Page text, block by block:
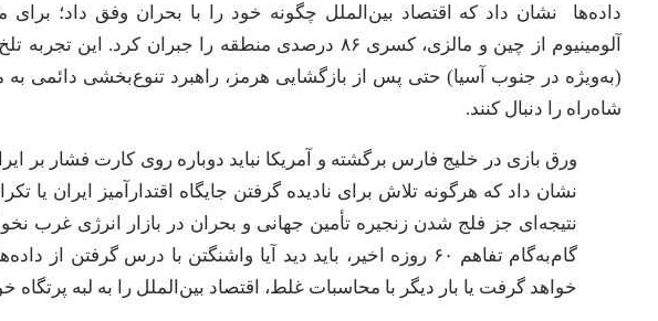
آلومینیوم از چین و مالزی، کسری ۸۶ درصدی منطقه را
(به‌ویژه در جنوب آسیا) حتی پس از بازگشایی هرمز، راهبرد تنوع‌بخشی دائمی
شاه‌راه را دنبال کنند.
نشان داد که هرگونه تلاش برای نادیده گرفتن جایگاه اقتدارآمیز ایران یا
نتیجه‌ای جز فلج شدن زنجیره تأمین جهانی و بحران در بازار انرژی غرب
گام‌به‌گام تفاهم ۶۰ روزه اخیر، باید دید آیا واشنگتن با درس
خواهد گرفت یا بار دیگر با محاسبات غلط، اقتصاد بین‌الملل را به لبه پرتگاه